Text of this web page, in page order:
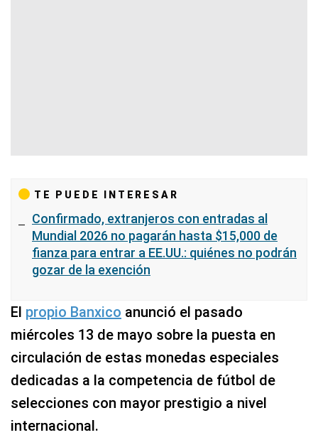
TE PUEDE INTERESAR
Confirmado, extranjeros con entradas al
Mundial 2026 no pagarán hasta $15,000 de
fianza para entrar a EE.UU.: quiénes no podrán
gozar de la exención
El propio Banxico anunció el pasado
miércoles 13 de mayo sobre la puesta en
circulación de estas monedas especiales
dedicadas a la competencia de fútbol de
selecciones con mayor prestigio a nivel
internacional.